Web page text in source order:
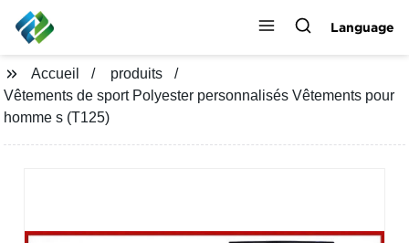
Language
Accueil
produits
Vêtements de sport Polyester personnalisés Vêtements pour
homme s (T125)